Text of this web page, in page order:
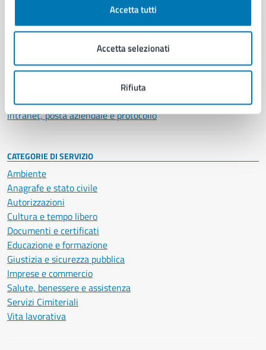
Accetta tutti
Accetta selezionati
Rifiuta
Municipalità
Politici
Documenti e dati
Intranet, posta aziendale e protocollo
CATEGORIE DI SERVIZIO
Ambiente
Anagrafe e stato civile
Autorizzazioni
Cultura e tempo libero
Documenti e certificati
Educazione e formazione
Giustizia e sicurezza pubblica
Imprese e commercio
Salute, benessere e assistenza
Servizi Cimiteriali
Vita lavorativa